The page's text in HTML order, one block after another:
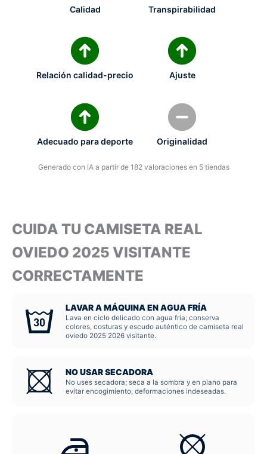
Calidad Transpirabilidad
Relación calidad-precio Ajuste
Adecuado para deporte Originalidad
Generado con IA a partir de 182 valoraciones en 5 tiendas
CUIDA TU CAMISETA REAL
OVIEDO 2025 VISITANTE
CORRECTAMENTE
LAVAR A MÁQUINA EN AGUA FRÍA
Lava en ciclo delicado con agua fría; conserva
colores, costuras y escudo auténtico de camiseta real
oviedo 2025 2026 visitante.
NO USAR SECADORA
No uses secadora; seca a la sombra y en plano para
evitar encogimiento, deformaciones indeseadas.